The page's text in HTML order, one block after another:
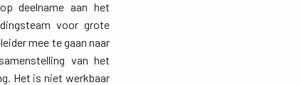
deelname aan het
voor grote
mee te gaan naar
van het
Het is niet werkbaar